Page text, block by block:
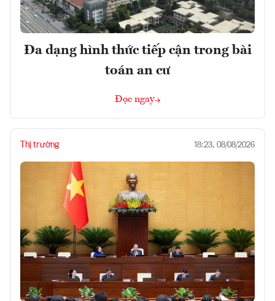
Đa dạng hình thức tiếp cận trong bài
toán an cư
Đọc ngay
Thị trường 18:23, 08/08/2026